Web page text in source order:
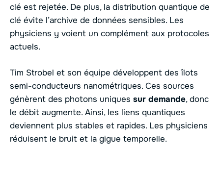
clé est rejetée. De plus, la distribution quantique de
clé évite l’archive de données sensibles. Les
physiciens y voient un complément aux protocoles
actuels.
Tim Strobel et son équipe développent des îlots
semi-conducteurs nanométriques. Ces sources
génèrent des photons uniques sur demande, donc
le débit augmente. Ainsi, les liens quantiques
deviennent plus stables et rapides. Les physiciens
réduisent le bruit et la gigue temporelle.